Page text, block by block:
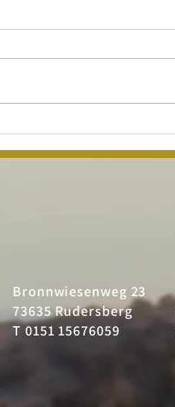
25
🥳🎈🎉
Bronnwiesenweg 23
73635 Rudersberg
T 0151 15676059